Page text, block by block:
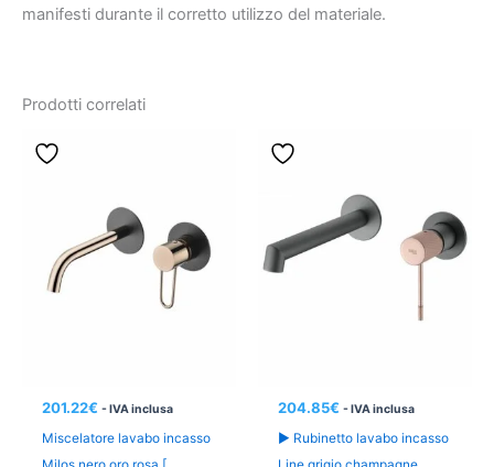
manifesti durante il corretto utilizzo del materiale.
Prodotti correlati
201.22€ - IVA inclusa
Miscelatore lavabo incasso
204.85€ - IVA inclusa
► Rubinetto lavabo incasso